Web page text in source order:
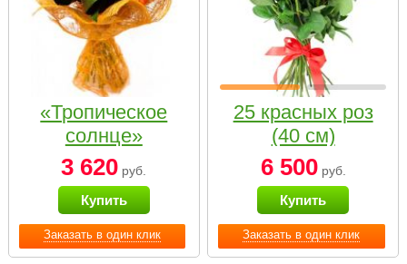
Заказать в один клик
«Тропическое
солнце»
3 620 руб.
Купить
Заказать в один клик
25 красных роз
(40 см)
6 500руб.
Купить